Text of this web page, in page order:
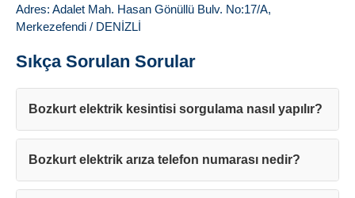
Adres: Adalet Mah. Hasan Gönüllü Bulv. No:17/A,
Merkezefendi / DENİZLİ
Sıkça Sorulan Sorular
Bozkurt elektrik kesintisi sorgulama nasıl yapılır?
Bozkurt elektrik arıza telefon numarası nedir?